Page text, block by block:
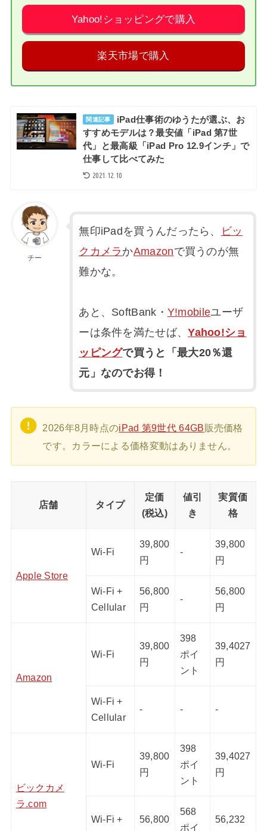
Yahoo!ショッピングで購入
楽天市場で購入
関連記事
iPad仕事術のゆうたが選ぶ、お
すすめモデルは？最安値「iPad 第7世
代」と最高級「iPad Pro 12.9インチ」で
仕事して比べてみた
2021.12.10
チー
無印iPadを買うんだったら、
ビッ
クカメラ かAmazonで買うのが無
難かな。
あと、SoftBank・ Y!mobileユーザ
ーは条件を満たせば、Yahoo!ショ
ッピングで買うと「最大20％還
元」なのでお得！
2026年8月時点のiPad 第9世代 64GB販売価格
です。カラーによる価格変動はありません。
店舗 タイプ
定価
(税込)
値引
き
実質価
格
Apple Store
Wi-Fi
39,800
円
-
39,800
円
Wi-Fi +
Cellular
56,800
円
-
56,800
円
Amazon
Wi-Fi
39,800
円
398
ポイ
ント
39,4027
円
Wi-Fi +
Cellular
- - -
ビックカメ
ラ.com
Wi-Fi
39,800
円
398
ポイ
ント
39,4027
円
Wi-Fi +
56,800
568
ポイ
56,232